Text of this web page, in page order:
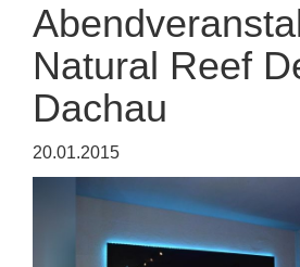
Natural Reef
Dachau
20.01.2015